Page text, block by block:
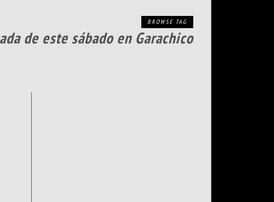
BROWSE TAG
de este sábado en Garachico